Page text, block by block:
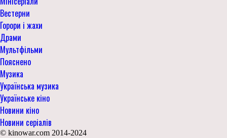
Вестерни
Горори і жахи
Драми
Мультфільми
Пояснено
Музика
Українська музика
Українське кіно
Новини кіно
Новини серіалів
© kinowar.com 2014-2024